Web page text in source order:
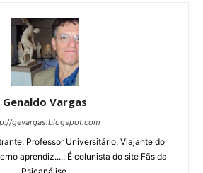
Genaldo Vargas
gevargas.blogspot.com
Professor Universitário, Viajante do
aprendiz..... É colunista do site Fãs da